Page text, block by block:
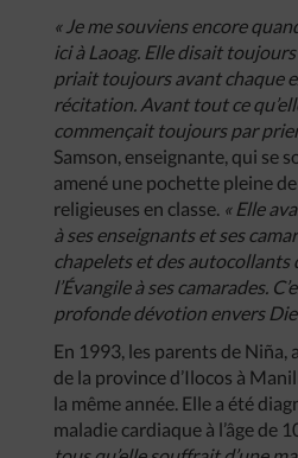
« Je me souviens encore
ici à Laoag. Elle disait toujours
priait toujours avant chaque
récitation. Avant tout ce
commençait toujours par prier
Samson, enseignante, qui se
amené une pochette pleine
religieuses en classe. « Elle
à ses enseignants et ses
chapelets et des autocollants
l’Évangile à ses camarades.
profonde dévotion envers
En 1993, les parents de Niña,
de la province d’Ilocos à
la même année. Elle a été
maladie cardiaque à l’âge de